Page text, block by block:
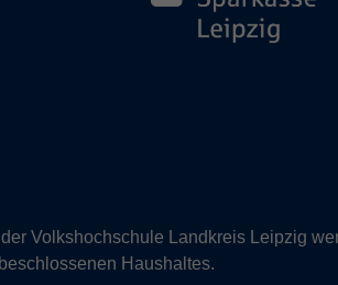
Volkshochschule Landkreis Leipzig
Haushaltes.